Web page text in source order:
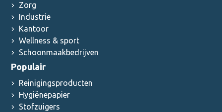
Zorg
Industrie
Kantoor
Wellness & sport
Schoonmaakbedrijven
Populair
Reinigingsproducten
Hygiënepapier
Stofzuigers